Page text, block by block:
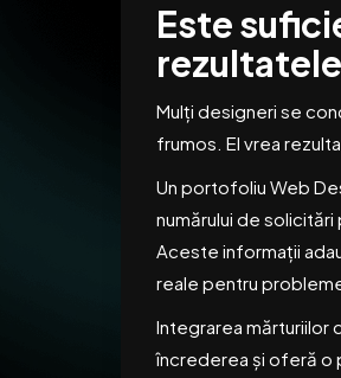
Este
Mulți designeri se
frumos. El vrea
Un portofoliu Web
numărului de
Aceste informații
reale pentru
Integrarea mărturiilor
încrederea și oferă o